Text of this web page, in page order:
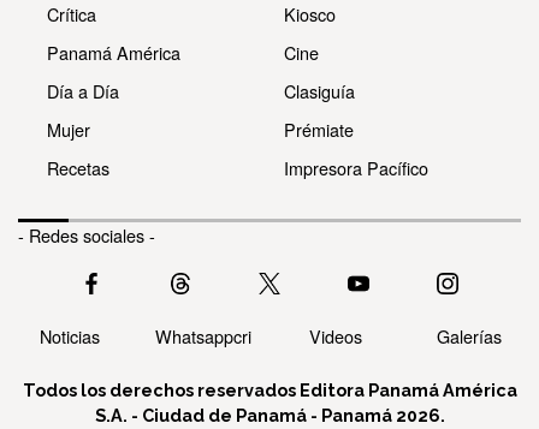
Crítica
Panamá América
Día a Día
Mujer
Recetas
Kiosco
Cine
Clasiguía
Prémiate
Impresora Pacífico
- Redes sociales -
Noticias Whatsappcri Videos Galerías
Todos los derechos reservados Editora Panamá América
S.A. - Ciudad de Panamá - Panamá 2026.